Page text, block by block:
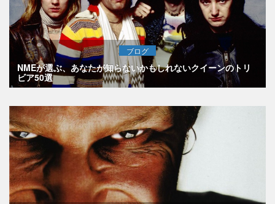
ブログ
NMEが選ぶ、あなたが知らないかもしれないクイーンのトリ
ビア50選